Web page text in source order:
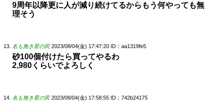
9周年以降更に人が減り続けてるからもう何やっても無
理そう
名も無き星の民 2023/08/04(金) 17:47:20 ID：aa1319fe5
砂100個付けたら買ってやるわ
2,980くらいでよろしく
名も無き星の民 2023/08/04(金) 17:58:55 ID：742b24175